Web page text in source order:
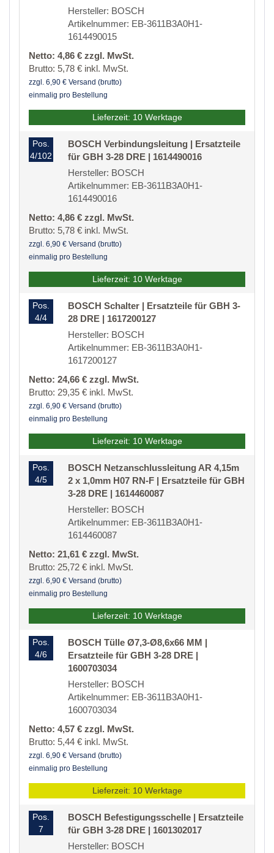
Hersteller: BOSCH
Artikelnummer: EB-3611B3A0H1-
1614490015
Netto: 4,86 € zzgl. MwSt.
Brutto: 5,78 € inkl. MwSt.
zzgl. 6,90 € Versand (brutto)
einmalig pro Bestellung
Lieferzeit: 10 Werktage
Pos.
4/102
BOSCH Verbindungsleitung | Ersatzteile
für GBH 3-28 DRE | 1614490016
Hersteller: BOSCH
Artikelnummer: EB-3611B3A0H1-
1614490016
Netto: 4,86 € zzgl. MwSt.
Brutto: 5,78 € inkl. MwSt.
zzgl. 6,90 € Versand (brutto)
einmalig pro Bestellung
Lieferzeit: 10 Werktage
Pos.
4/4
BOSCH Schalter | Ersatzteile für GBH 3-
28 DRE | 1617200127
Hersteller: BOSCH
Artikelnummer: EB-3611B3A0H1-
1617200127
Netto: 24,66 € zzgl. MwSt.
Brutto: 29,35 € inkl. MwSt.
zzgl. 6,90 € Versand (brutto)
einmalig pro Bestellung
Lieferzeit: 10 Werktage
Pos.
4/5
BOSCH Netzanschlussleitung AR 4,15m
2 x 1,0mm H07 RN-F | Ersatzteile für GBH
3-28 DRE | 1614460087
Hersteller: BOSCH
Artikelnummer: EB-3611B3A0H1-
1614460087
Netto: 21,61 € zzgl. MwSt.
Brutto: 25,72 € inkl. MwSt.
zzgl. 6,90 € Versand (brutto)
einmalig pro Bestellung
Lieferzeit: 10 Werktage
Pos.
4/6
BOSCH Tülle Ø7,3-Ø8,6x66 MM |
Ersatzteile für GBH 3-28 DRE |
1600703034
Hersteller: BOSCH
Artikelnummer: EB-3611B3A0H1-
1600703034
Netto: 4,57 € zzgl. MwSt.
Brutto: 5,44 € inkl. MwSt.
zzgl. 6,90 € Versand (brutto)
einmalig pro Bestellung
Lieferzeit: 10 Werktage
Pos.
7
BOSCH Befestigungsschelle | Ersatzteile
für GBH 3-28 DRE | 1601302017
Hersteller: BOSCH